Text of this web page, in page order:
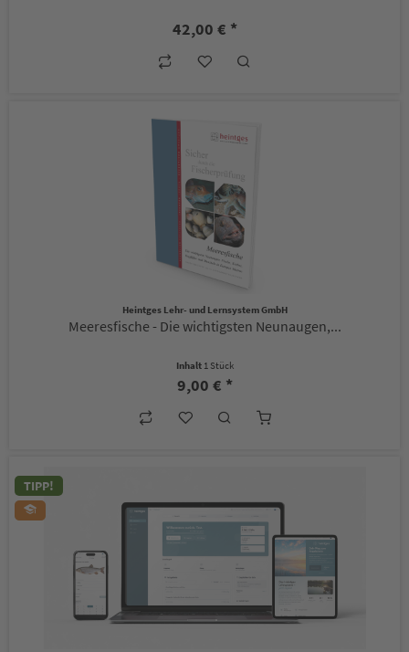
42,00 € *
Heintges Lehr- und Lernsystem GmbH
Meeresfische - Die wichtigsten Neunaugen,...
Inhalt 1 Stück
9,00 € *
TIPP!